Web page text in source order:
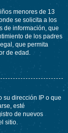
menores de 13
se solicita a los
de información, que
de los padres
que permita
de edad.
su dirección IP o que
esté
de nuevos
sitio.